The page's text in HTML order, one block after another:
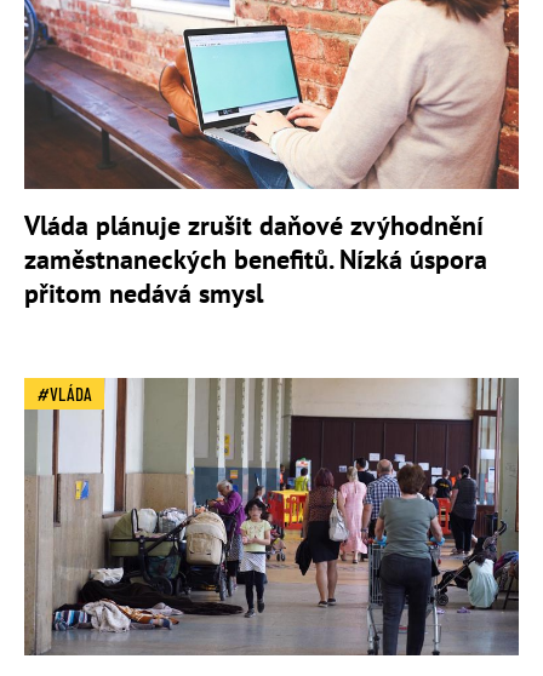
Vláda plánuje zrušit daňové zvýhodnění
zaměstnaneckých benefitů. Nízká úspora
přitom nedává smysl
VLÁDA